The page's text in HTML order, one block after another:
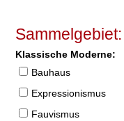
Sammelgebiet:
Klassische Moderne:
Bauhaus
Expressionismus
Fauvismus